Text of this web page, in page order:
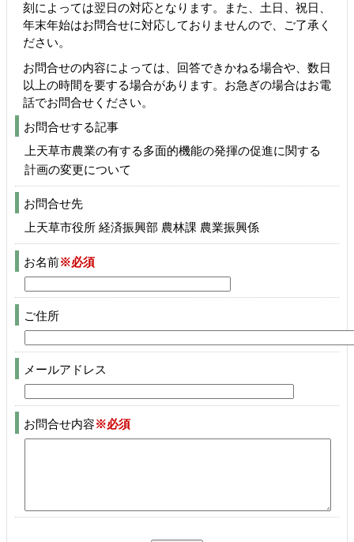
刻によっては翌日の対応となります。また、土日、祝日、
年末年始はお問合せに対応しておりませんので、ご了承く
ださい。
お問合せの内容によっては、回答できかねる場合や、数日
以上の時間を要する場合があります。お急ぎの場合はお電
話でお問合せください。
お問合せする記事
上天草市農業の有する多面的機能の発揮の促進に関する
計画の変更について
お問合せ先
上天草市役所 経済振興部 農林課 農業振興係
お名前※必須
ご住所
メールアドレス
お問合せ内容※必須